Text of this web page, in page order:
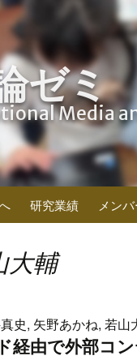
ゼミ
Media
研究業績 メン
大輔
史, 矢野あかね, 若
経由で外部コ